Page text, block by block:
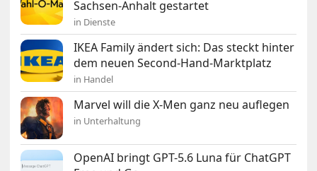
Sachsen-Anhalt gestartet
in Dienste
IKEA Family ändert sich: Das steckt hinter
dem neuen Second-Hand-Marktplatz
in Handel
Marvel will die X-Men ganz neu auflegen
in Unterhaltung
OpenAI bringt GPT-5.6 Luna für ChatGPT